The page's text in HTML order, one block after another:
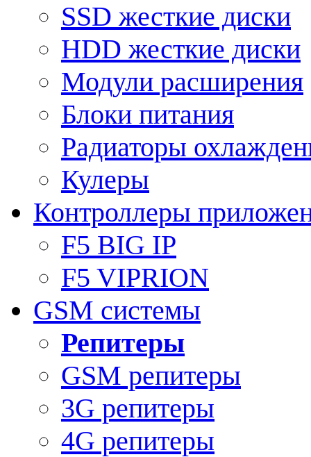
SSD жесткие диски
HDD жесткие диски
Модули расширения
Блоки питания
Радиаторы
Кулеры
Контроллеры
F5 BIG IP
F5 VIPRION
GSM системы
Репитеры
GSM репитеры
3G репитеры
4G репитеры